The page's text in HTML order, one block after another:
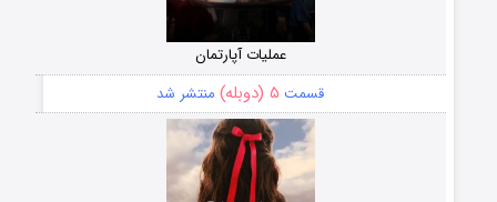
عملیات آپارتمان
قسمت ۵ (دوبله) منتشر شد